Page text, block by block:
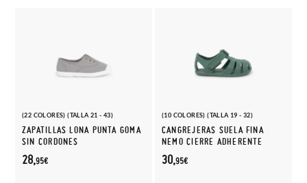
(22 COLORES) (TALLA 21 - 43)
ZAPATILLAS LONA PUNTA GOMA
SIN CORDONES
28,95€
(10 COLORES) (TALLA 19 - 32)
CANGREJERAS SUELA FINA
NEMO CIERRE ADHERENTE
30,95€